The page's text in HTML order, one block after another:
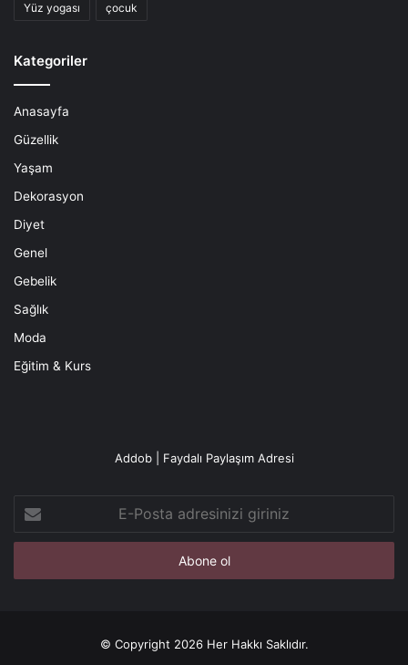
Yüz yogası çocuk
Kategoriler
Anasayfa
Güzellik
Yaşam
Dekorasyon
Diyet
Genel
Gebelik
Sağlık
Moda
Eğitim & Kurs
Addob | Faydalı Paylaşım Adresi
Posta
adresinizi
© Copyright 2026 Her Hakkı Saklıdır.